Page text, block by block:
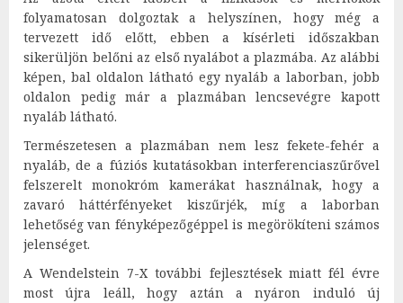
folyamatosan dolgoztak a helyszínen, hogy még a
tervezett idő előtt, ebben a kísérleti időszakban
sikerüljön belőni az első nyalábot a plazmába. Az alábbi
képen, bal oldalon látható egy nyaláb a laborban, jobb
oldalon pedig már a plazmában lencsevégre kapott
nyaláb látható.
Természetesen a plazmában nem lesz fekete-fehér a
nyaláb, de a fúziós kutatásokban interferenciaszűrővel
felszerelt monokróm kamerákat használnak, hogy a
zavaró háttérfényeket kiszűrjék, míg a laborban
lehetőség van fényképezőgéppel is megörökíteni számos
jelenséget.
A Wendelstein 7-X további fejlesztések miatt fél évre
most újra leáll, hogy aztán a nyáron induló új